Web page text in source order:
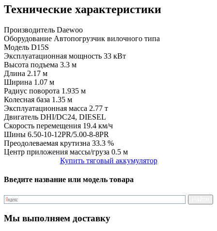
Технические характеристики
Производитель Daewoo
Оборудование Автопогрузчик вилочного типа
Модель D15S
Эксплуатационная мощность 33 кВт
Высота подъема 3.3 м
Длина 2.17 м
Ширина 1.07 м
Радиус поворота 1.935 м
Колесная база 1.35 м
Эксплуатационная масса 2.77 т
Двигатель DHI/DC24, DIESEL
Скорость перемещения 19.4 км/ч
Шины 6.50-10-12PR/5.00-8-8PR
Преодолеваемая крутизна 33.3 %
Центр приложения массы/груза 0.5 м
Купить тяговый аккумулятор
Введите название или модель товара
Мы выполняем доставку